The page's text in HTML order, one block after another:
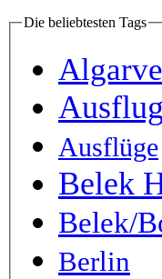
Die beliebtesten Tags
Algarve
Ausflug
Ausflüge
Belek
Belek/
Berlin